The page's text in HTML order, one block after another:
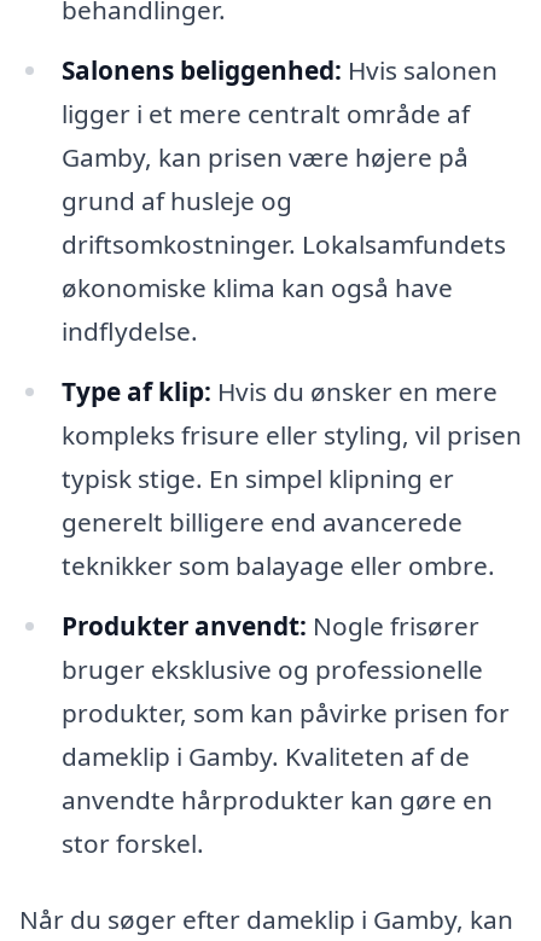
behandlinger.
Salonens beliggenhed: Hvis salonen
ligger i et mere centralt område af
Gamby, kan prisen være højere på
grund af husleje og
driftsomkostninger. Lokalsamfundets
økonomiske klima kan også have
indflydelse.
Type af klip: Hvis du ønsker en mere
kompleks frisure eller styling, vil prisen
typisk stige. En simpel klipning er
generelt billigere end avancerede
teknikker som balayage eller ombre.
Produkter anvendt: Nogle frisører
bruger eksklusive og professionelle
produkter, som kan påvirke prisen for
dameklip i Gamby. Kvaliteten af de
anvendte hårprodukter kan gøre en
stor forskel.
Når du søger efter dameklip i Gamby, kan